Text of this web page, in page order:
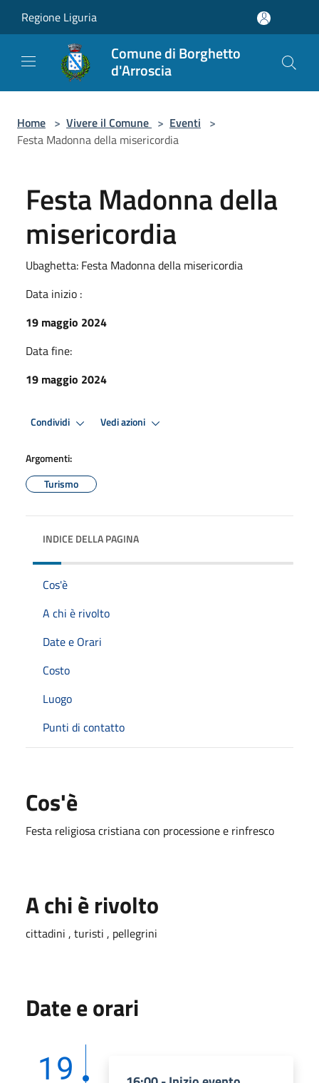
Regione Liguria
Comune di Borghetto
d'Arroscia
Home > Vivere il Comune > Eventi >
Festa Madonna della misericordia
Festa Madonna della
misericordia
Ubaghetta: Festa Madonna della misericordia
Data inizio :
19 maggio 2024
Data fine:
19 maggio 2024
Condividi Vedi azioni
Argomenti:
Turismo
INDICE DELLA PAGINA
Cos'è
A chi è rivolto
Date e Orari
Costo
Luogo
Punti di contatto
Cos'è
Festa religiosa cristiana con processione e rinfresco
A chi è rivolto
cittadini , turisti , pellegrini
Date e orari
19